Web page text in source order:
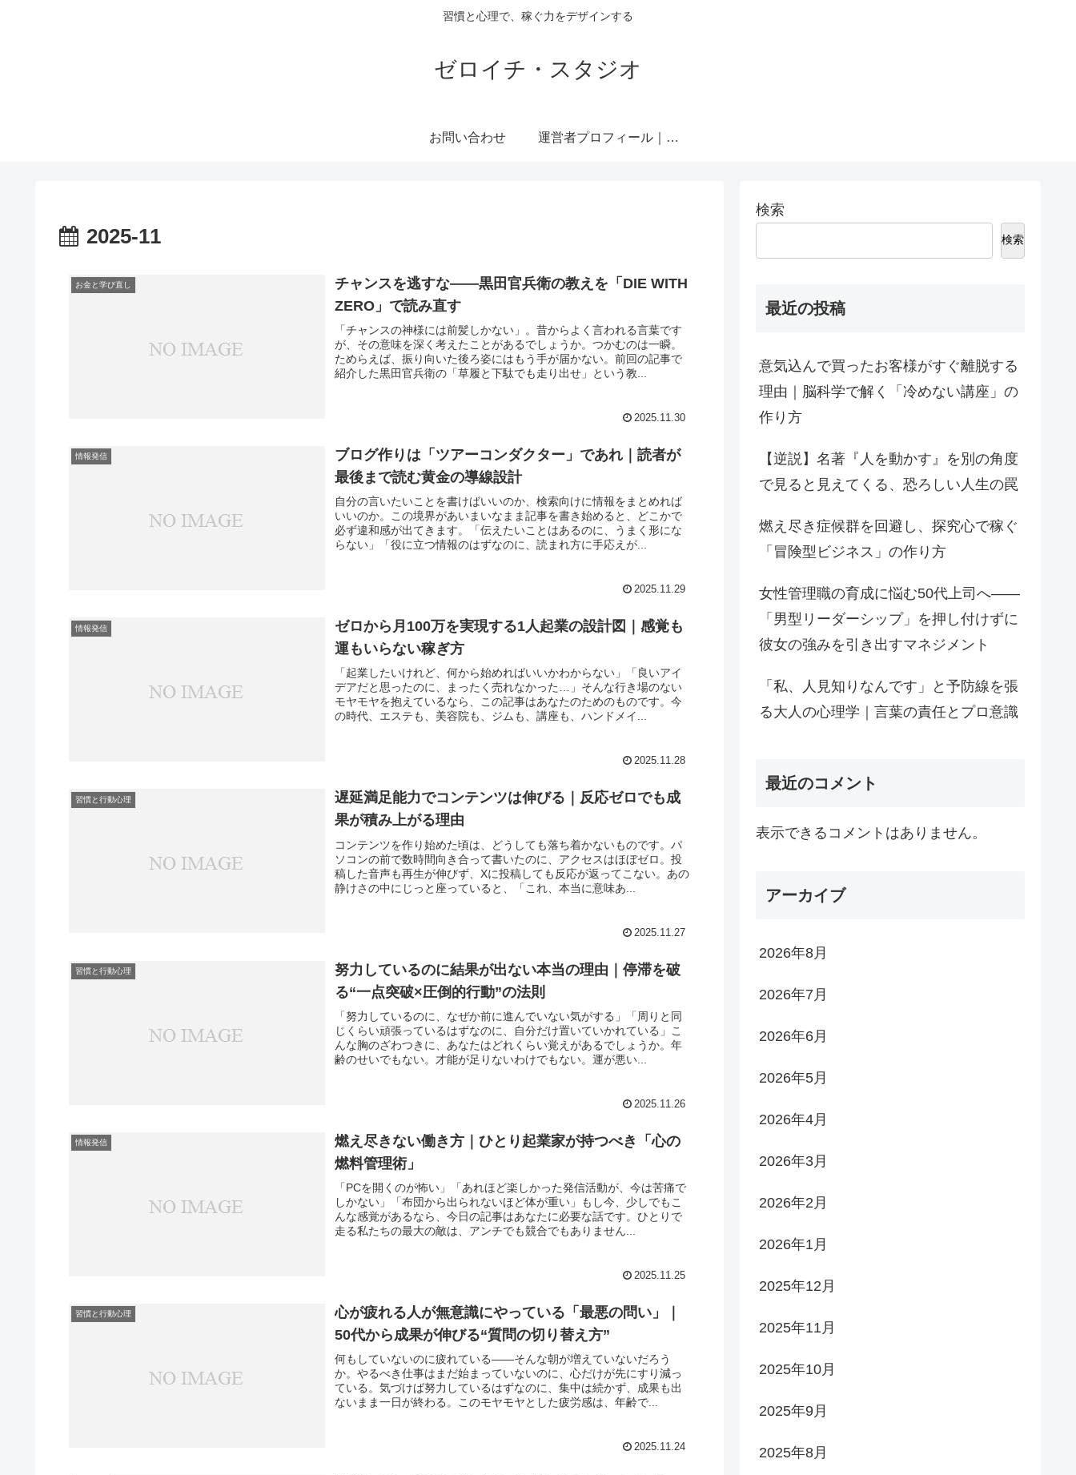
習慣と心理で、稼ぐ力をデザインする
ゼロイチ・スタジオ
お問い合わせ 運営者プロフィール｜ミライジュウ
2025-11
お金と学び直し
チャンスを逃すな——黒田官兵衛の教えを「DIE WITH
ZERO」で読み直す
「チャンスの神様には前髪しかない」。昔からよく言われる言葉です
が、その意味を深く考えたことがあるでしょうか。つかむのは一瞬。
ためらえば、振り向いた後ろ姿にはもう手が届かない。前回の記事で
紹介した黒田官兵衛の「草履と下駄でも走り出せ」という教...
2025.11.30
情報発信
ブログ作りは「ツアーコンダクター」であれ｜読者が
最後まで読む黄金の導線設計
自分の言いたいことを書けばいいのか、検索向けに情報をまとめれば
いいのか。この境界があいまいなまま記事を書き始めると、どこかで
必ず違和感が出てきます。「伝えたいことはあるのに、うまく形にな
らない」「役に立つ情報のはずなのに、読まれ方に手応えが...
2025.11.29
情報発信
ゼロから月100万を実現する1人起業の設計図｜感覚も
運もいらない稼ぎ方
「起業したいけれど、何から始めればいいかわからない」「良いアイ
デアだと思ったのに、まったく売れなかった…」そんな行き場のない
モヤモヤを抱えているなら、この記事はあなたのためのものです。今
の時代、エステも、美容院も、ジムも、講座も、ハンドメイ...
2025.11.28
習慣と行動心理
遅延満足能力でコンテンツは伸びる｜反応ゼロでも成
果が積み上がる理由
コンテンツを作り始めた頃は、どうしても落ち着かないものです。パ
ソコンの前で数時間向き合って書いたのに、アクセスはほぼゼロ。投
稿した音声も再生が伸びず、Xに投稿しても反応が返ってこない。あの
静けさの中にじっと座っていると、「これ、本当に意味あ...
2025.11.27
習慣と行動心理
努力しているのに結果が出ない本当の理由｜停滞を破
る“一点突破×圧倒的行動”の法則
「努力しているのに、なぜか前に進んでいない気がする」「周りと同
じくらい頑張っているはずなのに、自分だけ置いていかれている」こ
んな胸のざわつきに、あなたはどれくらい覚えがあるでしょうか。年
齢のせいでもない。才能が足りないわけでもない。運が悪い...
2025.11.26
情報発信
燃え尽きない働き方｜ひとり起業家が持つべき「心の
燃料管理術」
「PCを開くのが怖い」「あれほど楽しかった発信活動が、今は苦痛で
しかない」「布団から出られないほど体が重い」もし今、少しでもこ
んな感覚があるなら、今日の記事はあなたに必要な話です。ひとりで
走る私たちの最大の敵は、アンチでも競合でもありません...
2025.11.25
習慣と行動心理
心が疲れる人が無意識にやっている「最悪の問い」｜
50代から成果が伸びる“質問の切り替え方”
何もしていないのに疲れている――そんな朝が増えていないだろう
か。やるべき仕事はまだ始まっていないのに、心だけが先にすり減っ
ている。気づけば努力しているはずなのに、集中は続かず、成果も出
ないまま一日が終わる。このモヤモヤとした疲労感は、年齢で...
2025.11.24
検索
検索
最近の投稿
意気込んで買ったお客様がすぐ離脱する
理由｜脳科学で解く「冷めない講座」の
作り方
【逆説】名著『人を動かす』を別の角度
で見ると見えてくる、恐ろしい人生の罠
燃え尽き症候群を回避し、探究心で稼ぐ
「冒険型ビジネス」の作り方
女性管理職の育成に悩む50代上司へ——
「男型リーダーシップ」を押し付けずに
彼女の強みを引き出すマネジメント
「私、人見知りなんです」と予防線を張
る大人の心理学｜言葉の責任とプロ意識
最近のコメント
表示できるコメントはありません。
アーカイブ
2026年8月
2026年7月
2026年6月
2026年5月
2026年4月
2026年3月
2026年2月
2026年1月
2025年12月
2025年11月
2025年10月
2025年9月
2025年8月